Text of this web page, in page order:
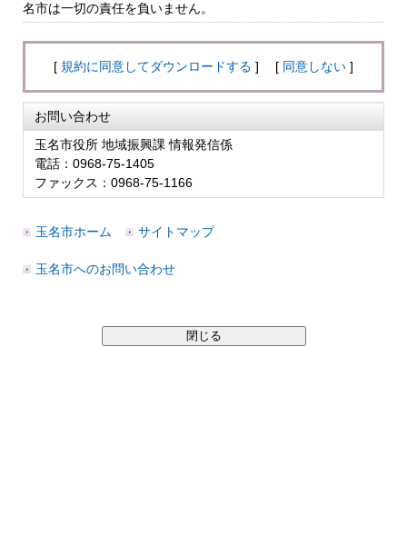
名市は一切の責任を負いません。
[ 規約に同意してダウンロードする ] [ 同意しない ]
お問い合わせ
玉名市役所 地域振興課 情報発信係
電話：0968-75-1405
ファックス：0968-75-1166
玉名市ホーム サイトマップ
玉名市へのお問い合わせ